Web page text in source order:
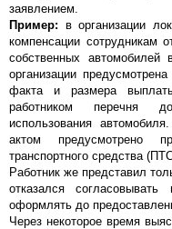
заявлением.
Пример: в организации
компенсации сотрудникам
собственных
организации
факта и размера
работником перечня
использования
актом предусмотрено
транспортного средства
Работник же представил
отказался
оформлять до
Через некоторое время